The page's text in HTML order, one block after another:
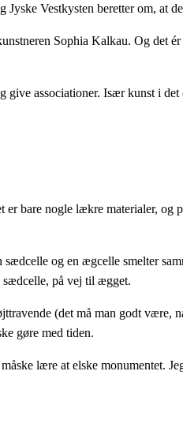
Vestkysten beretter om, at
Sophia Kalkau. Og det
associationer. Især kunst i
bare nogle lækre materialer, og
sædcelle og en ægcelle smelter
sædcelle, på vej til ægget.
(det må man godt være,
gøre med tiden.
lære at elske monumentet.